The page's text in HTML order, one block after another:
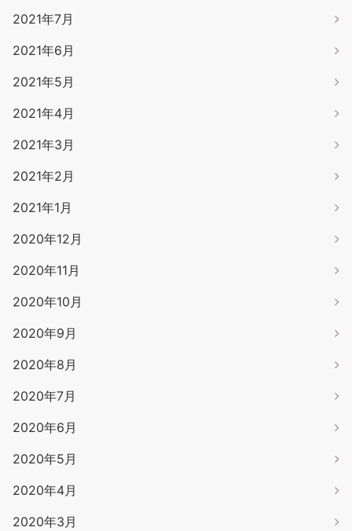
2021年7月
2021年6月
2021年5月
2021年4月
2021年3月
2021年2月
2021年1月
2020年12月
2020年11月
2020年10月
2020年9月
2020年8月
2020年7月
2020年6月
2020年5月
2020年4月
2020年3月